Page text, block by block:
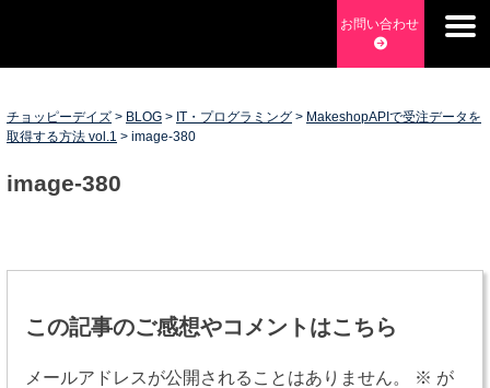
content
ムページ制作・Web開発・アプリ開発・コーチング チョッピ
ーデイズ ChoppyDays
お問い合わせ
チョッピーデイズ > BLOG > IT・プログラミング > MakeshopAPIで受注データを
取得する方法 vol.1 > image-380
image-380
稿この記事のご感想やコメントはこちら
メールアドレスが公開されることはありません。 ※ が